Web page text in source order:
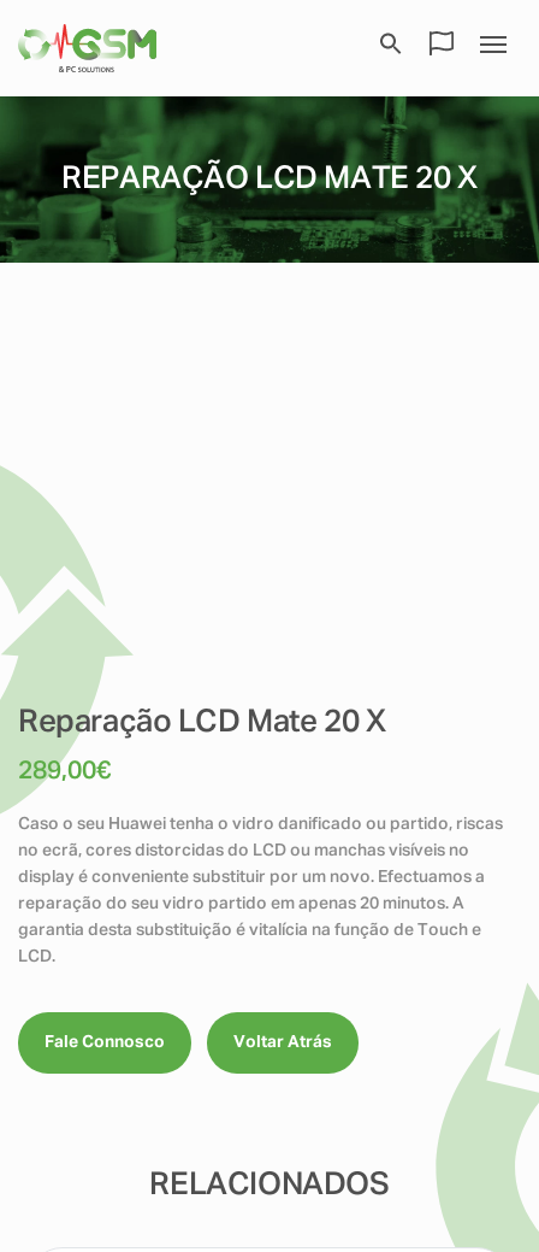
REPARAÇÃO LCD MATE 20 X
Reparação LCD Mate 20 X
289,00€
Caso o seu Huawei tenha o vidro danificado ou partido, riscas
no ecrã, cores distorcidas do LCD ou manchas visíveis no
display é conveniente substituir por um novo. Efectuamos a
reparação do seu vidro partido em apenas 20 minutos. A
garantia desta substituição é vitalícia na função de Touch e
LCD.
Fale Connosco Voltar Atrás
RELACIONADOS